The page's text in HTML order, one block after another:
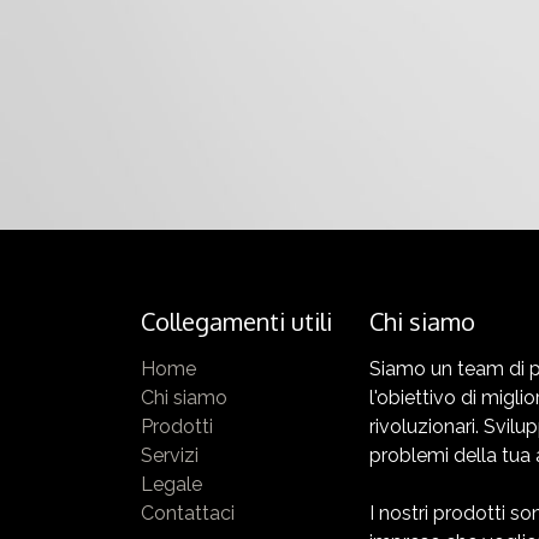
Collegamenti utili
Home
Chi siamo
Prodotti
Servizi
Legale
Contattaci
Chi siamo
Siamo un team di
l'obiettivo di
rivoluzionari.
problemi della tua
I nostri prodotti